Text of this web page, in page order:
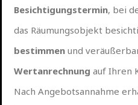
Besichtigungstermin, bei
das Räumungsobjekt
bestimmen und
Wertanrechnung auf Ihren
Nach Angebotsannahme